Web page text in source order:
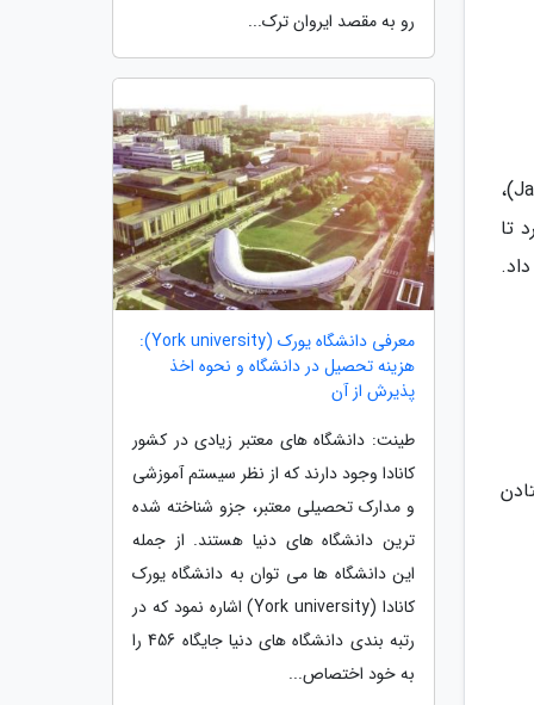
این کاپشن، با کیفیت خوب روکش و سبک پولیوری دهه هشتاد میلادی اش، از انتخاب های جیمز وودز (James Woods)،
تا
رو به مقصد ایروان ترک...
معرفی دانشگاه یورک (York university):
هزینه تحصیل در دانشگاه و نحوه اخذ
پذیرش از آن
طینت: دانشگاه های معتبر زیادی در کشور
کانادا وجود دارند که از نظر سیستم آموزشی
و مدارک تحصیلی معتبر، جزو شناخته شده
ترین دانشگاه های دنیا هستند. از جمله
این دانشگاه ها می توان به دانشگاه یورک
کانادا (York university) اشاره نمود که در
رتبه بندی دانشگاه های دنیا جایگاه 456 را
به خود اختصاص...